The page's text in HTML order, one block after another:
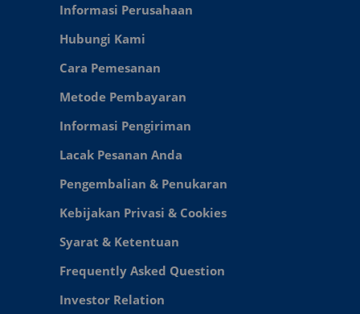
Informasi Perusahaan
Hubungi Kami
Cara Pemesanan
Metode Pembayaran
Informasi Pengiriman
Lacak Pesanan Anda
Pengembalian & Penukaran
Kebijakan Privasi & Cookies
Syarat & Ketentuan
Frequently Asked Question
Investor Relation